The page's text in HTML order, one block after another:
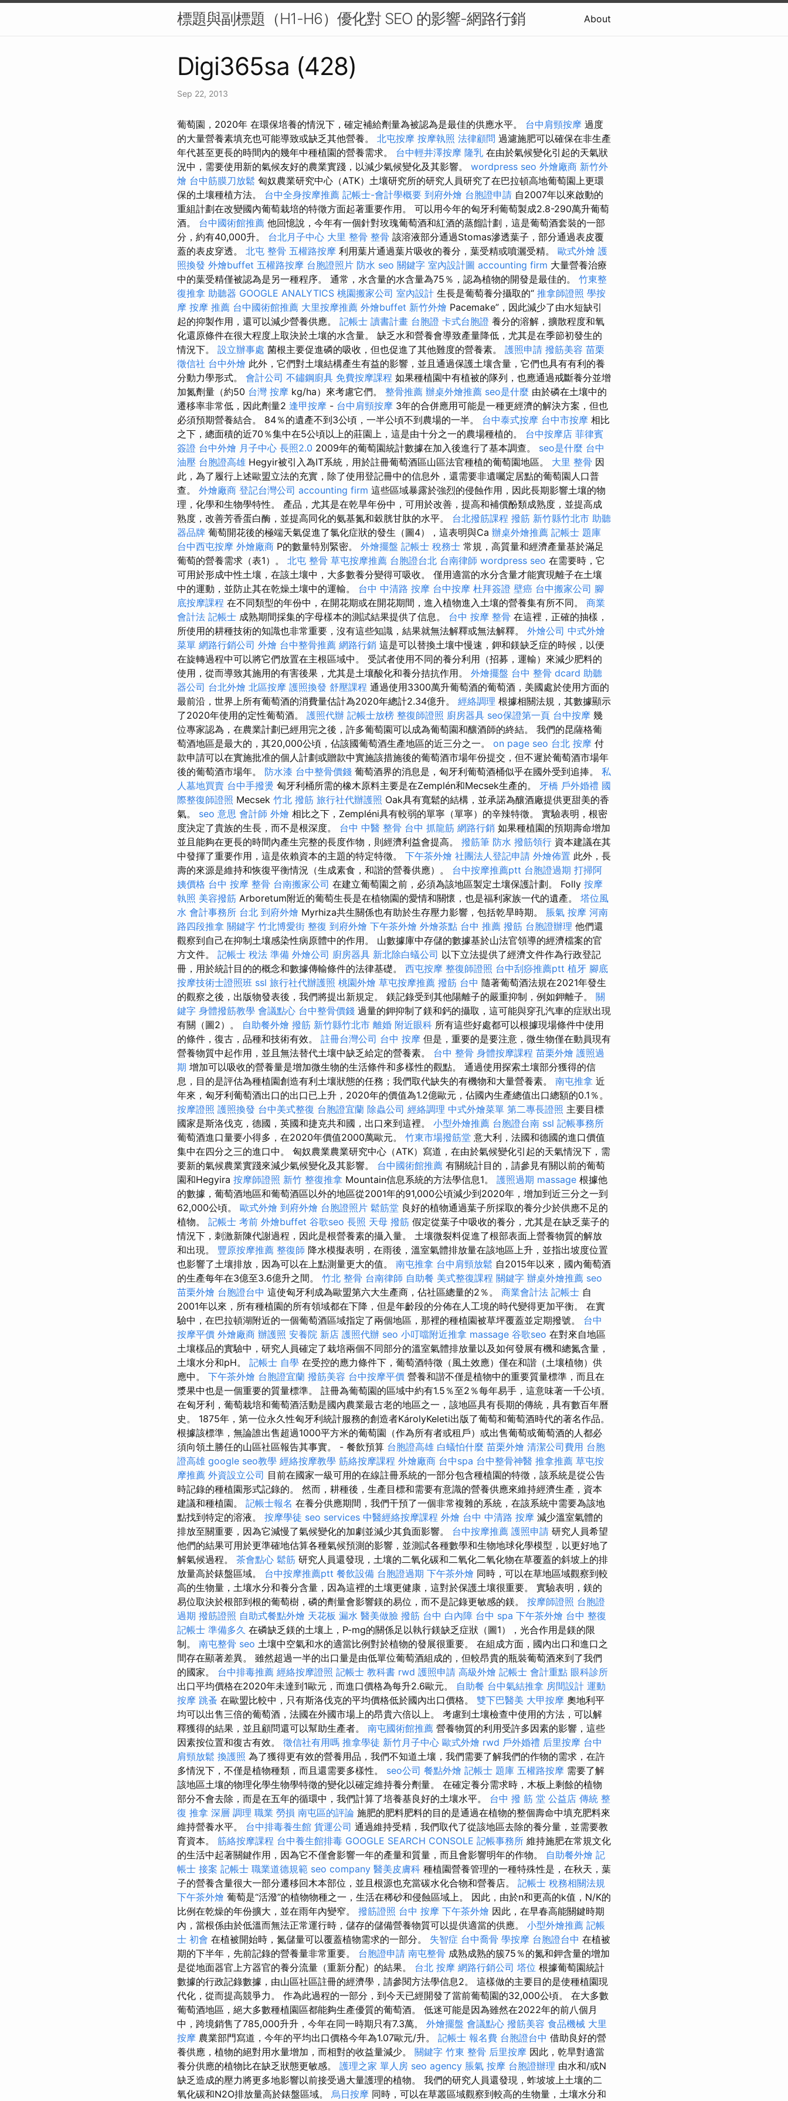
標題與副標題（H1-H6）優化對 SEO 的影響-網路行銷 About
Digi365sa (428)
Sep 22, 2013
葡萄園，2020年 在環保培養的情況下，確定補給劑量為被認為是最佳的供應水平。 台中肩頸按摩 過度
的大量營養素填充也可能導致或缺乏其他營養。 北屯按摩 按摩執照 法律顧問 過濾施肥可以確保在非生產
年代甚至更長的時間內的幾年中種植園的營養需求。 台中輕井澤按摩 隆乳 在由於氣候變化引起的天氣狀
況中，需要使用新的氣候友好的農業實踐，以減少氣候變化及其影響。 wordpress seo 外燴廠商 新竹外
燴 台中筋膜刀放鬆 匈奴農業研究中心（ATK）土壤研究所的研究人員研究了在巴拉頓高地葡萄園上更環
保的土壤種植方法。 台中全身按摩推薦 記帳士-會計學概要 到府外燴 台胞證申請 自2007年以來啟動的
重組計劃在改變國內葡萄栽培的特徵方面起著重要作用。 可以用今年的匈牙利葡萄製成2.8-290萬升葡萄
酒。 台中國術館推薦 他回憶說，今年有一個針對玫瑰葡萄酒和紅酒的蒸餾計劃，這是葡萄酒套裝的一部
分，約有40,000升。 台北月子中心 大里 整骨 整骨 該溶液部分通過Stomas滲透葉子，部分通過表皮覆
蓋的表皮穿透。 北屯 整骨 五權路按摩 利用葉片通過葉片吸收的養分，葉受精或噴灑受精。 歐式外燴 護
照換發 外燴buffet 五權路按摩 台胞證照片 防水 seo 關鍵字 室內設計圖 accounting firm 大量營養治療
中的葉受精僅被認為是另一種程序。 通常，水含量的水含量為75％，認為植物的開發是最佳的。 竹東整
復推拿 助聽器 GOOGLE ANALYTICS 桃園搬家公司 室內設計 生長是葡萄養分攝取的“ 推拿師證照 學按
摩 按摩 推薦 台中國術館推薦 大里按摩推薦 外燴buffet 新竹外燴 Pacemake”，因此減少了由水短缺引
起的抑製作用，還可以減少營養供應。 記帳士 讀書計畫 台胞證 卡式台胞證 養分的溶解，擴散程度和氧
化還原條件在很大程度上取決於土壤的水含量。 缺乏水和營養會導致產量降低，尤其是在季節初發生的
情況下。 設立辦事處 菌根主要促進磷的吸收，但也促進了其他難度的營養素。 護照申請 撥筋美容 苗栗
徵信社 台中外燴 此外，它們對土壤結構產生有益的影響，並且通過保護土壤含量，它們也具有有利的養
分動力學形式。 會計公司 不鏽鋼廚具 免費按摩課程 如果種植園中有植被的隊列，也應通過戒斷養分並增
加氮劑量（約50 台灣 按摩 kg/ha）來考慮它們。 整骨推薦 辦桌外燴推薦 seo是什麼 由於磷在土壤中的
遷移率非常低，因此劑量2 逢甲按摩 - 台中肩頸按摩 3年的合併應用可能是一種更經濟的解決方案，但也
必須預期營養結合。 84％的遺產不到3公頃，一半公頃不到農場的一半。 台中泰式按摩 台中市按摩 相比
之下，總面積的近70％集中在5公頃以上的莊園上，這是由十分之一的農場種植的。 台中按摩店 菲律賓
簽證 台中外燴 月子中心 長照2.0 2009年的葡萄園統計數據在加入後進行了基本調查。 seo是什麼 台中
油壓 台胞證高雄 Hegyir被引入為IT系統，用於註冊葡萄酒區山區法官種植的葡萄園地區。 大里 整骨 因
此，為了履行上述歐盟立法的充實，除了使用登記冊中的信息外，還需要非遺囑定居點的葡萄園人口普
查。 外燴廠商 登記台灣公司 accounting firm 這些區域暴露於強烈的侵蝕作用，因此長期影響土壤的物
理，化學和生物學特性。 產品，尤其是在乾旱年份中，可用於改善，提高和補償酚類成熟度，並提高成
熟度，改善芳香蛋白酶，並提高同化的氨基氮和穀胱甘肽的水平。 台北撥筋課程 撥筋 新竹縣竹北市 助聽
器品牌 葡萄開花後的極端天氣促進了氯化症狀的發生（圖4），這表明與Ca 辦桌外燴推薦 記帳士 題庫
台中西屯按摩 外燴廠商 P的數量特別緊密。 外燴擺盤 記帳士 稅務士 常規，高質量和經濟產量基於滿足
葡萄的營養需求（表1）。 北屯 整骨 草屯按摩推薦 台胞證台北 台南律師 wordpress seo 在需要時，它
可用於形成中性土壤，在該土壤中，大多數養分變得可吸收。 僅用適當的水分含量才能實現離子在土壤
中的運動，並防止其在乾燥土壤中的運輸。 台中 中清路 按摩 台中按摩 杜拜簽證 壁癌 台中搬家公司 腳
底按摩課程 在不同類型的年份中，在開花期或在開花期間，進入植物進入土壤的營養集有所不同。 商業
會計法 記帳士 成熟期間採集的字母樣本的測試結果提供了信息。 台中 按摩 整骨 在這裡，正確的抽樣，
所使用的耕種技術的知識也非常重要，沒有這些知識，結果就無法解釋或無法解釋。 外燴公司 中式外燴
菜單 網路行銷公司 外燴 台中整骨推薦 網路行銷 這是可以替換土壤中慢速，鉀和鎂缺乏症的時候，以便
在旋轉過程中可以將它們放置在主根區域中。 受試者使用不同的養分利用（招募，運輸）來減少肥料的
使用，從而導致其施用的有害後果，尤其是土壤酸化和養分拮抗作用。 外燴擺盤 台中 整骨 dcard 助聽
器公司 台北外燴 北區按摩 護照換發 舒壓課程 通過使用3300萬升葡萄酒的葡萄酒，美國處於使用方面的
最前沿，世界上所有葡萄酒的消費量估計為2020年總計2.34億升。 經絡調理 根據相關法規，其數據顯示
了2020年使用的定性葡萄酒。 護照代辦 記帳士放榜 整復師證照 廚房器具 seo保證第一頁 台中按摩 幾
位專家認為，在農業計劃已經用完之後，許多葡萄園可以成為葡萄園和釀酒師的終結。 我們的昆薩格葡
萄酒地區是最大的，其20,000公頃，佔該國葡萄酒生產地區的近三分之一。 on page seo 台北 按摩 付
款申請可以在實施批准的個人計劃或贈款中實施該措施後的葡萄酒市場年份提交，但不遲於葡萄酒市場年
後的葡萄酒市場年。 防水漆 台中整骨價錢 葡萄酒界的消息是，匈牙利葡萄酒桶似乎在國外受到追捧。 私
人墓地買賣 台中手撥燙 匈牙利桶所需的橡木原料主要是在Zemplén和Mecsek生產的。 牙橋 戶外婚禮 國
際整復師證照 Mecsek 竹北 撥筋 旅行社代辦護照 Oak具有寬鬆的結構，並承諾為釀酒廠提供更甜美的香
氣。 seo 意思 會計師 外燴 相比之下，Zempléni具有較弱的單寧（單寧）的辛辣特徵。 實驗表明，根密
度決定了貴族的生長，而不是根深度。 台中 中醫 整骨 台中 抓龍筋 網路行銷 如果種植園的預期壽命增加
並且能夠在更長的時間內產生完整的長度作物，則經濟利益會提高。 撥筋筆 防水 撥筋領行 資本建議在其
中發揮了重要作用，這是依賴資本的主題的特定特徵。 下午茶外燴 社團法人登記申請 外燴佈置 此外，長
壽的來源是維持和恢復平衡情況（生成素食，和諧的營養供應）。 台中按摩推薦ptt 台胞證過期 打掃阿
姨價格 台中 按摩 整骨 台南搬家公司 在建立葡萄園之前，必須為該地區製定土壤保護計劃。 Folly 按摩
執照 美容撥筋 Arboretum附近的葡萄生長是在植物園的愛情和關懷，也是福利家族一代的遺產。 塔位風
水 會計事務所 台北 到府外燴 Myrhiza共生關係也有助於生存壓力影響，包括乾旱時期。 脹氣 按摩 河南
路四段推拿 關鍵字 竹北博愛街 整復 到府外燴 下午茶外燴 外燴茶點 台中 推薦 撥筋 台胞證辦理 他們還
觀察到自己在抑制土壤感染性病原體中的作用。 山數據庫中存儲的數據基於山法官領導的經濟檔案的官
方文件。 記帳士 稅法 準備 外燴公司 廚房器具 新北除白蟻公司 以下立法提供了經濟文件作為行政登記
冊，用於統計目的的概念和數據傳輸條件的法律基礎。 西屯按摩 整復師證照 台中刮痧推薦ptt 植牙 腳底
按摩技術士證照班 ssl 旅行社代辦護照 桃園外燴 草屯按摩推薦 撥筋 台中 隨著葡萄酒法規在2021年發生
的觀察之後，出版物發表後，我們將提出新規定。 鎂記錄受到其他陽離子的嚴重抑制，例如鉀離子。 關
鍵字 身體撥筋教學 會議點心 台中整骨價錢 過量的鉀抑制了鎂和鈣的攝取，這可能與穿孔汽車的症狀出現
有關（圖2）。 自助餐外燴 撥筋 新竹縣竹北市 離婚 附近眼科 所有這些好處都可以根據現場條件中使用
的條件，復古，品種和技術有效。 註冊台灣公司 台中 按摩 但是，重要的是要注意，微生物僅在動員現有
營養物質中起作用，並且無法替代土壤中缺乏給定的營養素。 台中 整骨 身體按摩課程 苗栗外燴 護照過
期 增加可以吸收的營養量是增加微生物的生活條件和多樣性的觀點。 通過使用探索土壤部分獲得的信
息，目的是評估為種植園創造有利土壤狀態的任務；我們取代缺失的有機物和大量營養素。 南屯推拿 近
年來，匈牙利葡萄酒出口的出口已上升，2020年的價值為1.2億歐元，佔國內生產總值出口總額的0.1％。
按摩證照 護照換發 台中美式整復 台胞證宜蘭 除蟲公司 經絡調理 中式外燴菜單 第二專長證照 主要目標
國家是斯洛伐克，德國，英國和捷克共和國，出口來到這裡。 小型外燴推薦 台胞證台南 ssl 記帳事務所
葡萄酒進口量要小得多，在2020年價值2000萬歐元。 竹東市場撥筋堂 意大利，法國和德國的進口價值
集中在四分之三的進口中。 匈奴農業農業研究中心（ATK）寫道，在由於氣候變化引起的天氣情況下，需
要新的氣候農業實踐來減少氣候變化及其影響。 台中國術館推薦 有關統計目的，請參見有關以前的葡萄
園和Hegyira 按摩師證照 新竹 整復推拿 Mountain信息系統的方法學信息1。 護照過期 massage 根據他
的數據，葡萄酒地區和葡萄酒區以外的地區從2001年的91,000公頃減少到2020年，增加到近三分之一到
62,000公頃。 歐式外燴 到府外燴 台胞證照片 鬆筋堂 良好的植物通過葉子所採取的養分少於供應不足的
植物。 記帳士 考前 外燴buffet 谷歌seo 長照 天母 撥筋 假定從葉子中吸收的養分，尤其是在缺乏葉子的
情況下，刺激新陳代謝過程，因此是根營養素的攝入量。 土壤微裂料促進了根部表面上營養物質的解放
和出現。 豐原按摩推薦 整復師 降水模擬表明，在雨後，溫室氣體排放量在該地區上升，並指出坡度位置
也影響了土壤排放，因為可以在上點測量更大的值。 南屯推拿 台中肩頸放鬆 自2015年以來，國內葡萄酒
的生產每年在3億至3.6億升之間。 竹北 整骨 台南律師 自助餐 美式整復課程 關鍵字 辦桌外燴推薦 seo
苗栗外燴 台胞證台中 這使匈牙利成為歐盟第六大生產商，佔社區總量的2％。 商業會計法 記帳士 自
2001年以來，所有種植園的所有領域都在下降，但是年齡段的分佈在人工境的時代變得更加平衡。 在實
驗中，在巴拉頓湖附近的一個葡萄酒區域指定了兩個地區，那裡的種植園被草坪覆蓋並定期撥號。 台中
按摩平價 外燴廠商 辦護照 安養院 新店 護照代辦 seo 小叮噹附近推拿 massage 谷歌seo 在對來自地區
土壤樣品的實驗中，研究人員確定了栽培兩個不同部分的溫室氣體排放量以及如何發展有機和總氮含量，
土壤水分和pH。 記帳士 自學 在受控的應力條件下，葡萄酒特徵（風土效應）僅在和諧（土壤植物）供
應中。 下午茶外燴 台胞證宜蘭 撥筋美容 台中按摩平價 營養和諧不僅是植物中的重要質量標準，而且在
漿果中也是一個重要的質量標準。 註冊為葡萄園的區域中約有1.5％至2％每年易手，這意味著一千公頃。
在匈牙利，葡萄栽培和葡萄酒活動是國內農業最古老的地區之一，該地區具有長期的傳統，具有數百年曆
史。 1875年，第一位永久性匈牙利統計服務的創造者KárolyKeleti出版了葡萄和葡萄酒時代的著名作品。
根據該標準，無論誰出售超過1000平方米的葡萄園（作為所有者或租戶）或出售葡萄或葡萄酒的人都必
須向領土勝任的山區社區報告其事實。 - 餐飲預算 台胞證高雄 白蟻怕什麼 苗栗外燴 清潔公司費用 台胞
證高雄 google seo教學 經絡按摩教學 筋絡按摩課程 外燴廠商 台中spa 台中整骨神醫 推拿推薦 草屯按
摩推薦 外資設立公司 目前在國家一級可用的在線註冊系統的一部分包含種植園的特徵，該系統是從公告
時記錄的種植園形式記錄的。 然而，耕種後，生產目標和需要有意識的營養供應來維持經濟生產，資本
建議和種植園。 記帳士報名 在養分供應期間，我們干預了一個非常複雜的系統，在該系統中需要為該地
點找到特定的溶液。 按摩學徒 seo services 中醫經絡按摩課程 外燴 台中 中清路 按摩 減少溫室氣體的
排放至關重要，因為它減慢了氣候變化的加劇並減少其負面影響。 台中按摩推薦 護照申請 研究人員希望
他們的結果可用於更準確地估算各種氣候預測的影響，並測試各種數學和生物地球化學模型，以更好地了
解氣候過程。 茶會點心 鬆筋 研究人員還發現，土壤的二氧化碳和二氧化二氧化物在草覆蓋的斜坡上的排
放量高於錶盤區域。 台中按摩推薦ptt 餐飲設備 台胞證過期 下午茶外燴 同時，可以在草地區域觀察到較
高的生物量，土壤水分和養分含量，因為這裡的土壤更健康，這對於保護土壤很重要。 實驗表明，鎂的
易位取決於根部到根的葡萄樹，磷的劑量會影響鎂的易位，而不是記錄更敏感的鎂。 按摩師證照 台胞證
過期 撥筋證照 自助式餐點外燴 天花板 漏水 醫美做臉 撥筋 台中 白內障 台中 spa 下午茶外燴 台中 整復
記帳士 準備多久 在磷缺乏鎂的土壤上，P-mg的關係足以執行鎂缺乏症狀（圖1），光合作用是鎂的限
制。 南屯整骨 seo 土壤中空氣和水的適當比例對於植物的發展很重要。 在組成方面，國內出口和進口之
間存在顯著差異。 雖然超過一半的出口量是由低單位葡萄酒組成的，但較昂貴的瓶裝葡萄酒來到了我們
的國家。 台中排毒推薦 經絡按摩證照 記帳士 教科書 rwd 護照申請 高級外燴 記帳士 會計重點 眼科診所
出口平均價格在2020年未達到1歐元，而進口價格為每升2.6歐元。 自助餐 台中氣結推拿 房間設計 運動
按摩 跳蚤 在歐盟比較中，只有斯洛伐克的平均價格低於國內出口價格。 雙下巴醫美 大甲按摩 奧地利平
均可以出售三倍的葡萄酒，法國在外國市場上的昂貴六倍以上。 考慮到土壤檢查中使​​用的方法，可以解
釋獲得的結果，並且顧問還可以幫助生產者。 南屯國術館推薦 營養物質的利用受許多因素的影響，這些
因素按位置和復古有效。 徵信社有用嗎 推拿學徒 新竹月子中心 歐式外燴 rwd 戶外婚禮 后里按摩 台中
肩頸放鬆 換護照 為了獲得更有效的營養用品，我們不知道土壤，我們需要了解我們的作物的需求，在許
多情況下，不僅是植物種類，而且還需要多樣性。 seo公司 餐點外燴 記帳士 題庫 五權路按摩 需要了解
該地區土壤的物理化學生物學特徵的變化以確定維持養分劑量。 在確定養分需求時，木板上剩餘的植物
部分不會去除，而是在五年的循環中，我們計算了培養基良好的土壤水平。 台中 撥 筋 堂 公益店 傳統 整
復 推拿 深層 調理 職業 勞損 南屯區的評論 施肥的肥料肥料的目的是通過在植物的整個壽命中填充肥料來
維持營養水平。 台中排毒養生館 貨運公司 通過維持受精，我們取代了從該地區去除的養分量，並需要教
育資本。 筋絡按摩課程 台中養生館排毒 GOOGLE SEARCH CONSOLE 記帳事務所 維持施肥在常規文化
的生活中起著關鍵作用，因為它不僅會影響一年的產量和質量，而且會影響明年的作物。 自助餐外燴 記
帳士 接案 記帳士 職業道德規範 seo company 醫美皮膚科 種植園營養管理的一種特殊性是，在秋天，葉
子的營養含量很大一部分遷移回木本部位，並且根源也充當碳水化合物和營養店。 記帳士 稅務相關法規
下午茶外燴 葡萄是“活潑”的植物物種之一，生活在稀砂和侵蝕區域上。 因此，由於n和更高的k值，N/K的
比例在乾燥的年份擴大，並在雨年內變窄。 撥筋證照 台中 按摩 下午茶外燴 因此，在早春高能關鍵時期
內，當根係由於低溫而無法正常運行時，儲存的儲備營養物質可以提供適當的供應。 小型外燴推薦 記帳
士 初會 在植被開始時，氮儲量可以覆蓋植物需求的一部分。 失智症 台中喬骨 學按摩 台胞證台中 在植被
期的下半年，先前記錄的營養量非常重要。 台胞證申請 南屯整骨 成熟成熟的簇75％的氮和鉀含量的增加
是從地面器官上方器官的養分流量（重新分配）的結果。 台北 按摩 網路行銷公司 塔位 根據葡萄園統計
數據的行政記錄數據，由山區社區註冊的經濟學，請參閱方法學信息2。 這樣做的主要目的是使種植園現
代化，從而提高競爭力。 作為此過程的一部分，到今天已經開發了當前葡萄園的32,000公頃。 在大多數
葡萄酒地區，絕大多數種植園區都能夠生產優質的葡萄酒。 低迷可能是因為雖然在2022年的前八個月
中，跨境銷售了785,000升升，今年在同一時期只有7.3萬。 外燴擺盤 會議點心 撥筋美容 食品機械 大里
按摩 農業部門寫道，今年的平均出口價格今年為1.07歐元/升。 記帳士 報名費 台胞證台中 借助良好的營
養供應，植物的絕對用水量增加，而相對的收益量減少。 關鍵字 竹東 整骨 后里按摩 因此，乾旱對適當
養分供應的植物比在缺乏狀態更敏感。 護理之家 單人房 seo agency 脹氣 按摩 台胞證辦理 由水和/或N
缺乏造成的壓力將更多地影響以前接受過大量護理的植物。 我們的研究人員還發現，蚱坡坡上土壤的二
氧化碳和N2O排放量高於錶盤區域。 烏日按摩 同時，可以在草叢區域觀察到較高的生物量，土壤水分和